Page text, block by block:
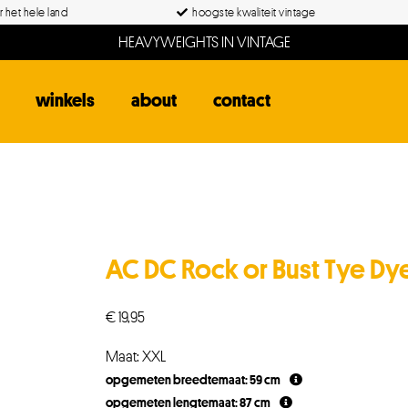
het hele land hoogste kwaliteit vintage
HEAVYWEIGHTS IN VINTAGE
winkels about contact
AC DC Rock or Bust Tye
€19,95
Maat: XXL
opgemeten breedtemaat: 59 cm
opgemeten lengtemaat: 87 cm